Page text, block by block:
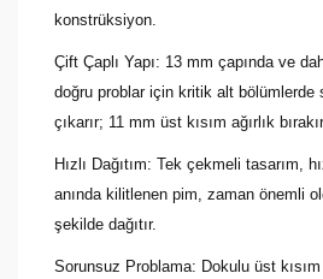
konstrüksiyon.
Çift Çaplı Yapı: 13 mm çapında ve
doğru problar için kritik alt bölümlerde
çıkarır; 11 mm üst kısım ağırlık
Hızlı Dağıtım: Tek çekmeli tasarım,
anında kilitlenen pim, zaman önemli
şekilde dağıtır.
Sorunsuz Problama: Dokulu üst